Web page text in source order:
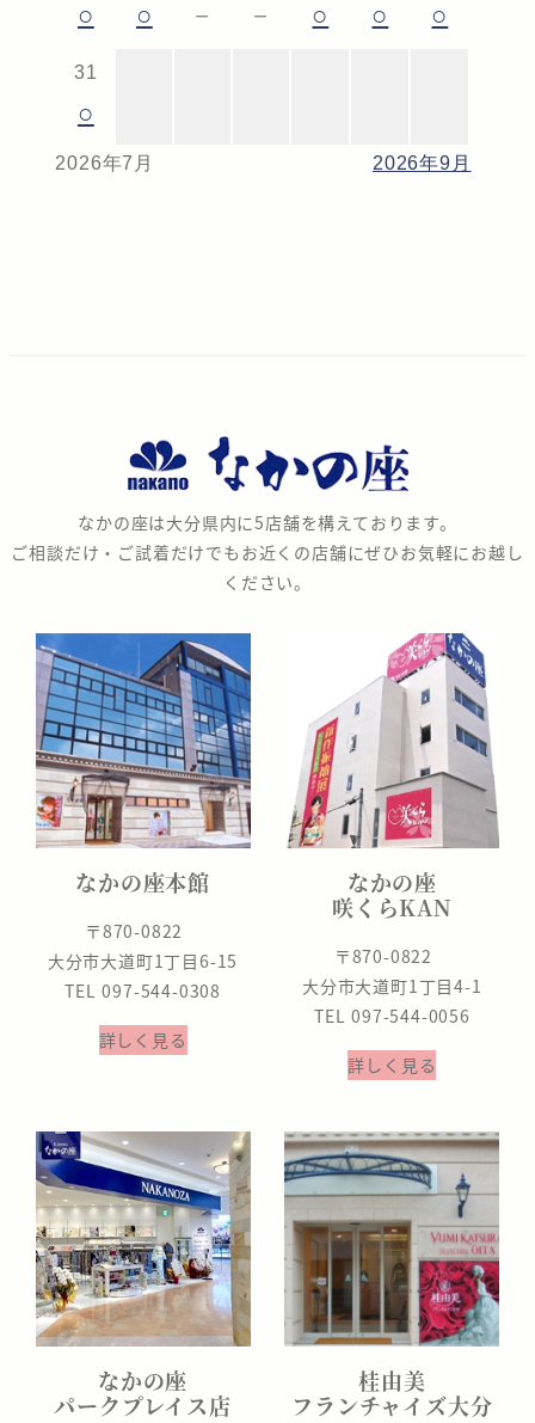
○ ○ － － ○ ○ ○
31
○
2026年7月 2026年9月
座
なかの座は大分県内に5店舗を構えております。
ご相談だけ・ご試着だけでもお近くの店舗にぜひお気軽にお越し
ください。
なかの座本館
〒870-0822
大分市大道町1丁目6-15
TEL 097-544-0308
詳しく見る
なかの座
咲くらKAN
〒870-0822
大分市大道町1丁目4-1
TEL 097-544-0056
詳しく見る
なかの座
パークプレイス店
桂由美
フランチャイズ大分